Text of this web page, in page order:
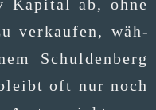
Kapi­tal ab, ohne
ver­kau­fen, wäh­
Schul­den­berg
oft nur noch